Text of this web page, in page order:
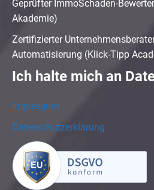
Geprüfter ImmoSchaden-
Akademie)
Zertifizierter
Automatisierung (Klick-Tipp
Ich halte mich an
Impressum
Datenschutzerklärung